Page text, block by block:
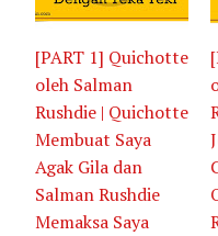
[PART 1] Quichotte
oleh Salman
Rushdie | Quichotte
Membuat Saya
Agak Gila dan
Salman Rushdie
Memaksa Saya